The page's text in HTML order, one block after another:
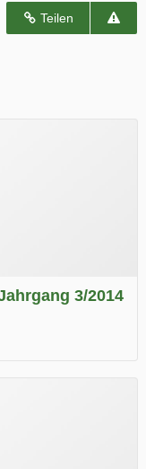
Teilen
3/2014